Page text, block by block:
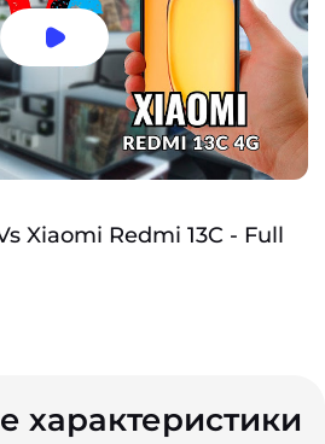
Xiaomi Redmi 13C - Full
характеристики